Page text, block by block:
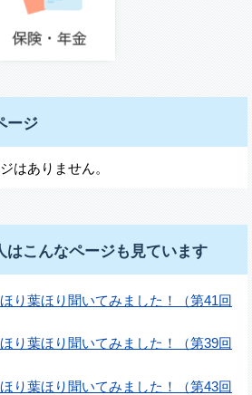
ージ
はありません。
はこんなページも見ています
り葉ほり聞いてみました！（第41回
り葉ほり聞いてみました！（第39回
り葉ほり聞いてみました！（第43回